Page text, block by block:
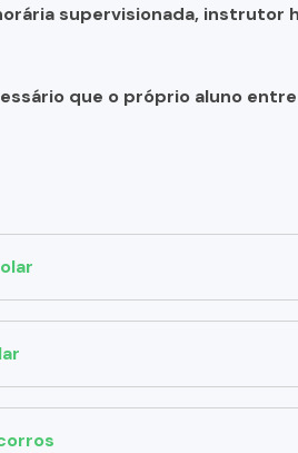
supervisionada, instrutor
que o próprio aluno